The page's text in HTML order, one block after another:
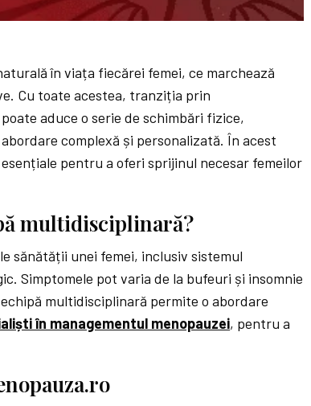
în viața fiecărei femei, ce marchează
Cu toate acestea, tranziția prin
aduce o serie de schimbări fizice,
complexă și personalizată. În acest
pentru a oferi sprijinul necesar femeilor
multidisciplinară?
sănătății unei femei, inclusiv sistemul
Simptomele pot varia de la bufeuri și insomnie
multidisciplinară permite o abordare
în managementul menopauzei, pentru a